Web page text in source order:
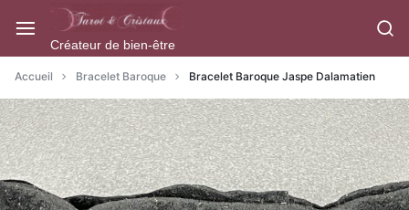
à/au
contenu
Créateur de bien-être
Accueil Bracelet Baroque Bracelet Baroque Jaspe Dalamatien